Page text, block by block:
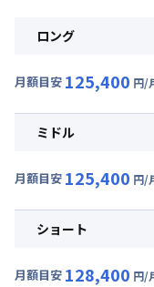
ロング
月額目安 125,400 円/
月額賃料目安(30日利
光熱費他 : 24,000円/
その他費用 :
ミドル
月額目安 125,400 円/
月額賃料目安(30日利
光熱費他 : 24,000円/
ショート
月額目安 128,400 円/